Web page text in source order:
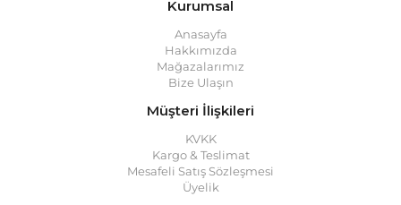
Kurumsal
Anasayfa
Hakkımızda
Mağazalarımız
Bize Ulaşın
Müşteri İlişkileri
KVKK
Kargo & Teslimat
Mesafeli Satış Sözleşmesi
Üyelik